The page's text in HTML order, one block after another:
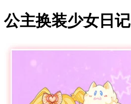
公主换装少女日记